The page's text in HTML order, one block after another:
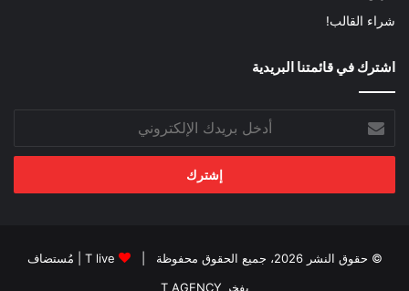
شراء القالب!
اشترك في قائمتنا البريدية
بريدك
الإلكتروني
© حقوق النشر 2026، جميع الحقوق محفوظة | T live | مُستضاف
بفخر T AGENCY